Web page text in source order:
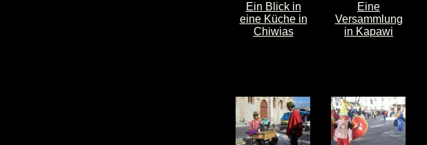
Ein Blick in
eine Küche in
Chiwias
Eine
Versammlung
in Kapawi